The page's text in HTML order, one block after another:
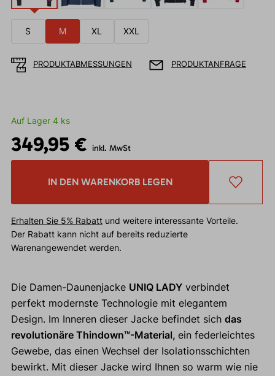
S M XL XXL
PRODUKTABMESSUNGEN PRODUKTANFRAGE
Auf Lager 4 ks
349,95 € inkl. MwSt
IN DEN WARENKORB LEGEN
Erhalten Sie 5% Rabattund weitere interessante Vorteile.
Der Rabatt kann nicht auf bereits reduzierte
Warenangewendet werden.
Die Damen-Daunenjacke UNIQ LADYverbindet
perfekt modernste Technologie mit elegantem
Design. Im Inneren dieser Jacke befindet sich das
revolutionäre Thindown™-Material, ein federleichtes
Gewebe, das einen Wechsel der Isolationsschichten
bewirkt. Mit dieser Jacke wird Ihnen so warm wie nie